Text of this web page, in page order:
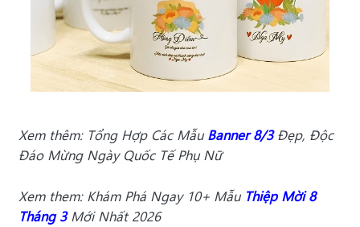
Xem thêm: Tổng Hợp Các Mẫu Banner 8/3Đẹp, Độc
Đáo Mừng Ngày Quốc Tế Phụ Nữ
Xem them: Khám Phá Ngay 10+ Mẫu Thiệp Mời 8
Tháng 3Mới Nhất 2026